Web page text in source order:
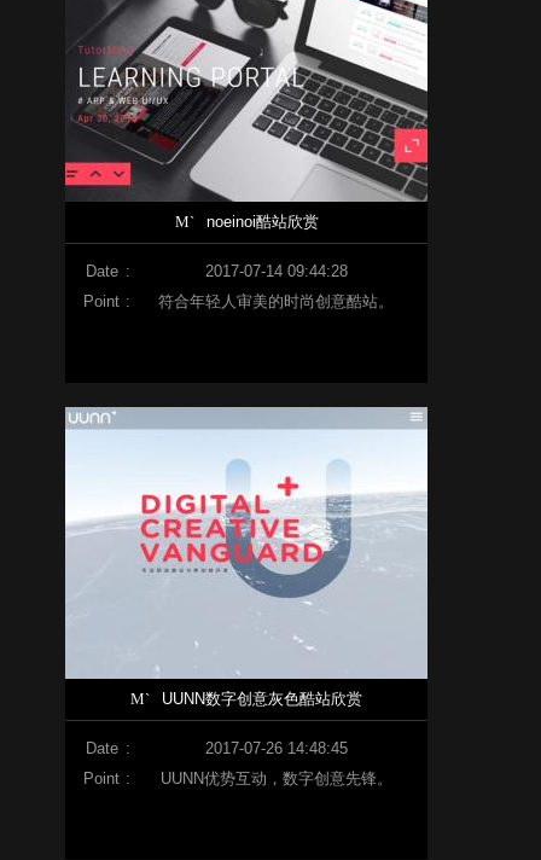
M` noeinoi酷站欣赏
Date :
2017-07-14 09:44:28
Point : 符合年轻人审美的时尚创意酷站。
M` UUNN数字创意灰色酷站欣赏
Date :
2017-07-26 14:48:45
Point : UUNN优势互动，数字创意先锋。